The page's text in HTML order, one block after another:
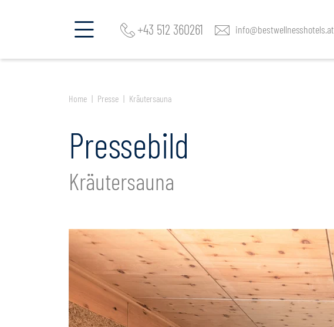
+43 512 360261 info@bestwellnesshotels.at
Home Presse Kräutersauna
Pressebild
Kräutersauna